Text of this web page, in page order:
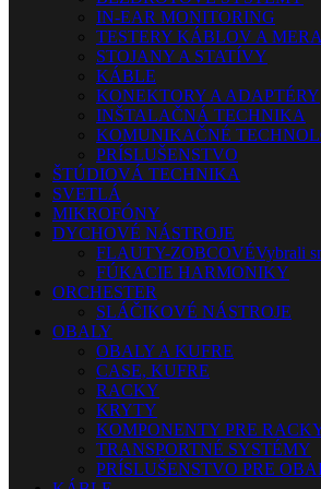
IN-EAR MONITORING
TESTERY KÁBLOV A
STOJANY A STATÍVY
KÁBLE
KONEKTORY A ADAPTÉRY
INŠTALAČNÁ TECHNIKA
KOMUNIKAČNÉ
PRÍSLUŠENSTVO
ŠTÚDIOVÁ TECHNIKA
SVETLÁ
MIKROFÓNY
DYCHOVÉ NÁSTROJE
FLAUTY-ZOBCOVÉVybrali
FÚKACIE HARMONIKY
ORCHESTER
SLÁČIKOVÉ NÁSTROJE
OBALY
OBALY A KUFRE
CASE, KUFRE
RACKY
KRYTY
KOMPONENTY PRE
TRANSPORTNÉ SYSTÉMY
PRÍSLUŠENSTVO PRE